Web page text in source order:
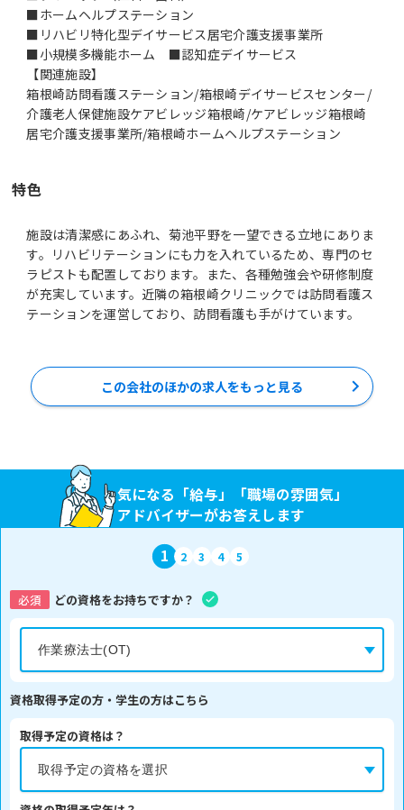
■ホームヘルプステーション
■リハビリ特化型デイサービス居宅介護支援事業所
■小規模多機能ホーム ■認知症デイサービス
【関連施設】
箱根崎訪問看護ステーション/箱根崎デイサービスセンター/
介護老人保健施設ケアビレッジ箱根崎/ケアビレッジ箱根崎
居宅介護支援事業所/箱根崎ホームヘルプステーション
特色
施設は清潔感にあふれ、菊池平野を一望できる立地にありま
す。リハビリテーションにも力を入れているため、専門のセ
ラピストも配置しております。また、各種勉強会や研修制度
が充実しています。近隣の箱根崎クリニックでは訪問看護ス
テーションを運営しており、訪問看護も手がけています。
この会社のほかの求人をもっと見る
気になる「給与」「職場の雰囲気」
アドバイザーがお答えします
1 2 3 4 5
必須 どの資格をお持ちですか？
資格取得予定の方・学生の方はこちら
取得予定の資格は？